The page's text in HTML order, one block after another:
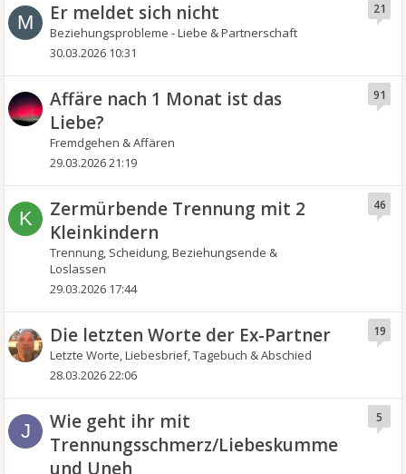
M Er meldet sich nicht
Beziehungsprobleme - Liebe & Partnerschaft
21
30.03.2026 10:31
Affäre nach 1 Monat ist das
Liebe?
Fremdgehen & Affären
91
29.03.2026 21:19
K
Zermürbende Trennung mit 2
Kleinkindern
Trennung, Scheidung, Beziehungsende &
Loslassen
46
29.03.2026 17:44
Die letzten Worte der Ex-Partner
Letzte Worte, Liebesbrief, Tagebuch & Abschied
19
28.03.2026 22:06
J
Wie geht ihr mit
Trennungsschmerz/Liebeskummer
und Uneh
5